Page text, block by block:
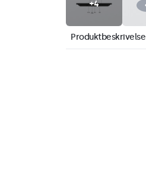
Produktbeskrivelse